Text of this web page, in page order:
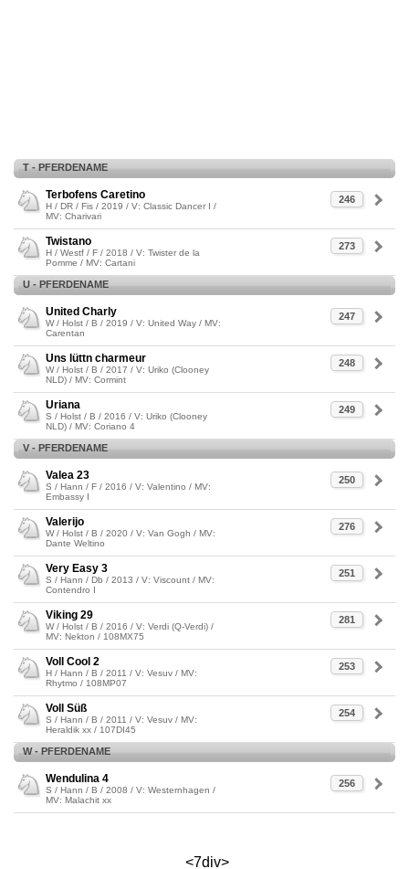
T - PFERDENAME
246
Terbofens Caretino
H / DR / Fis / 2019 / V: Classic Dancer I /
MV: Charivari
273
Twistano
H / Westf / F / 2018 / V: Twister de la
Pomme / MV: Cartani
U - PFERDENAME
247
United Charly
W / Holst / B / 2019 / V: United Way / MV:
Carentan
248
Uns lüttn charmeur
W / Holst / B / 2017 / V: Uriko (Clooney
NLD) / MV: Cormint
249
Uriana
S / Holst / B / 2016 / V: Uriko (Clooney
NLD) / MV: Coriano 4
V - PFERDENAME
250
Valea 23
S / Hann / F / 2016 / V: Valentino / MV:
Embassy I
276
Valerijo
W / Holst / B / 2020 / V: Van Gogh / MV:
Dante Weltino
251
Very Easy 3
S / Hann / Db / 2013 / V: Viscount / MV:
Contendro I
281
Viking 29
W / Holst / B / 2016 / V: Verdi (Q-Verdi) /
MV: Nekton / 108MX75
253
Voll Cool 2
H / Hann / B / 2011 / V: Vesuv / MV:
Rhytmo / 108MP07
254
Voll Süß
S / Hann / B / 2011 / V: Vesuv / MV:
Heraldik xx / 107DI45
W - PFERDENAME
256
Wendulina 4
S / Hann / B / 2008 / V: Westernhagen /
MV: Malachit xx
<7div>